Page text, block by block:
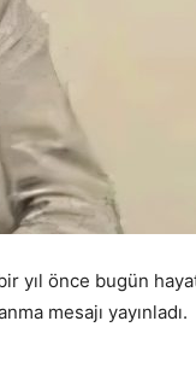
yıl önce bugün
mesajı yayınladı.